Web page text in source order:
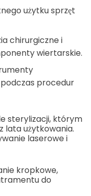
użytku sprzęt
chirurgiczne i
wiertarskie.
procedur
sterylizacji, którym
lata użytkowania.
laserowe i
kropkowe,
do